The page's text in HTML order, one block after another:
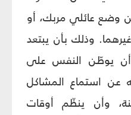
وضع عائلي مربك، أو
وذلك بأن يبتعد
أن يوطّن النفس على
عن استماع المشاكل
وأن ينظّم أوقات